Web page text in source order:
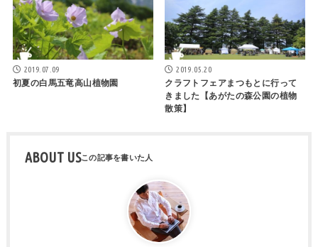
2019.07.09
初夏の白馬五竜高山植物園
2019.05.20
クラフトフェアまつもとに行って
きました【あがたの森公園の植物
散策】
ABOUT US